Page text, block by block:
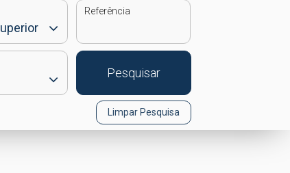
Referência
Pesquisar
Limpar Pesquisa